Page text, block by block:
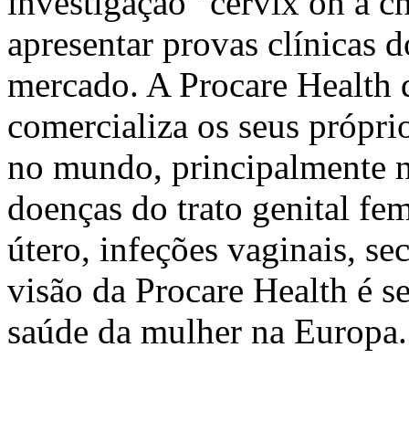
apresentar provas clínicas
mercado. A Procare Health
comercializa os seus
no mundo, principalmente
doenças do trato genital
útero, infeções vaginais,
visão da Procare Health é
saúde da mulher na Europa.